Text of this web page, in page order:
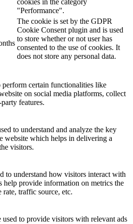
"Performance".
The cookie is set by the GDPR
Cookie Consent plugin and is used
to store whether or not user has
consented to the use of cookies. It
does not store any personal data.
certain functionalities like
on social media platforms, collect
features.
to understand and analyze the key
website which helps in delivering a
visitors.
to understand how visitors interact with
help provide information on metrics the
traffic source, etc.
used to provide visitors with relevant ads